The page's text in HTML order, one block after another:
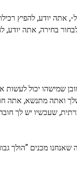
, אתה יודע, להפיץ
בחירה, אתה
שמישהו יכול לעשות
שלך ואתה מתנשא, אתה
שעכשיו יש לך
מכנים "הולך